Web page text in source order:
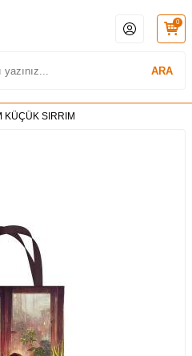
ARA
0
KÜÇÜK SIRRIM